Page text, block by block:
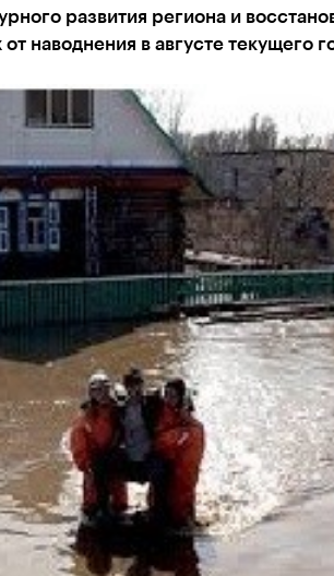
развития региона и
наводнения в августе текущего